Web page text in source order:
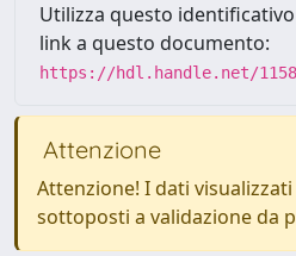
Utilizza questo
link a questo documento:
https://hdl.handle.net/
Attenzione
Attenzione! I dati
sottoposti a validazione da